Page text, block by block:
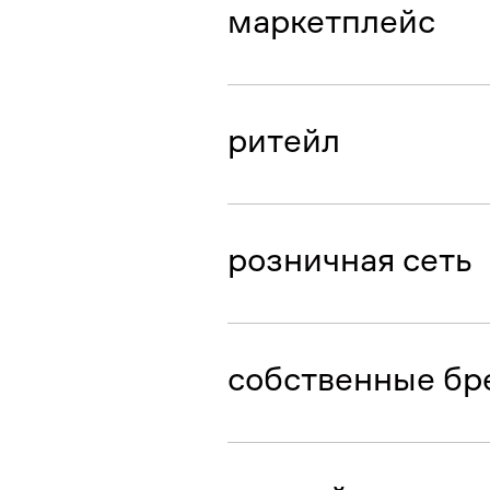
маркетплейс
ритейл
розничная сеть
собственные
Mademan, обуви Founds,